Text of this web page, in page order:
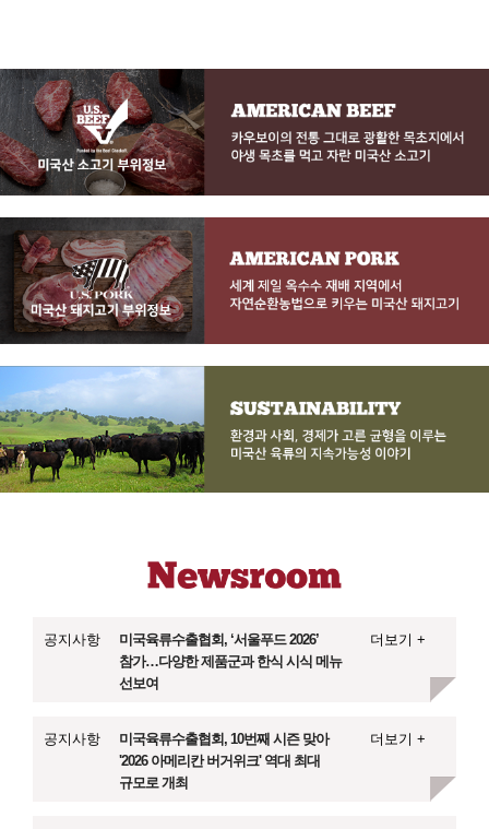
공지사항
미국육류수출협회, ‘서울푸드 2026’
참가…다양한 제품군과 한식 시식 메뉴
선보여
더보기 +
공지사항
미국육류수출협회, 10번째 시즌 맞아
'2026 아메리칸 버거위크' 역대 최대
규모로 개최
더보기 +